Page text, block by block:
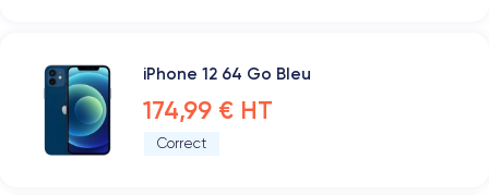
iPhone 12 64 Go Bleu
174,99 € HT
Correct